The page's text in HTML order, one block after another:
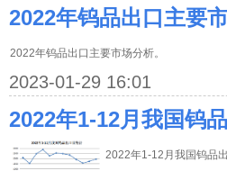
2022年钨品出口主要
2022年钨品出口主要市场分析。
2023-01-29 16:01
2022年1-12月我国钨
2022年1-12月我国钨品出